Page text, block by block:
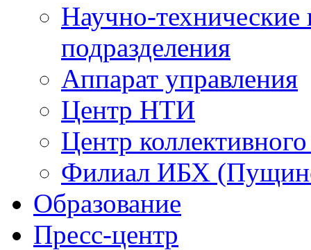
Научно-технические
подразделения
Аппарат управления
Центр НТИ
Центр
Филиал ИБХ
Образование
Пресс-центр